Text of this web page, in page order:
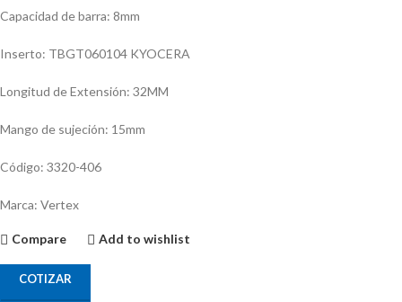
Capacidad de barra: 8mm
Inserto: TBGT060104 KYOCERA
Longitud de Extensión: 32MM
Mango de sujeción: 15mm
Código: 3320-406
Marca: Vertex
Compare Add to wishlist
COTIZAR